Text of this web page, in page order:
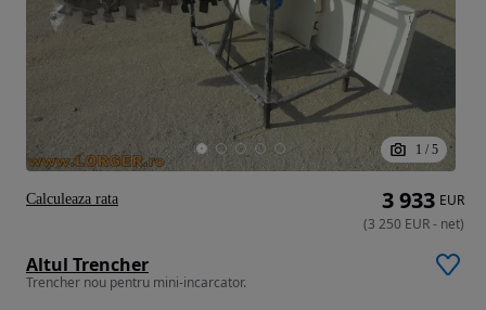
1 / 5
Altul Trencher
Trencher nou pentru mini-incarcator.
3 933 EUR
(3 250 EUR- net)
Calculeaza rata